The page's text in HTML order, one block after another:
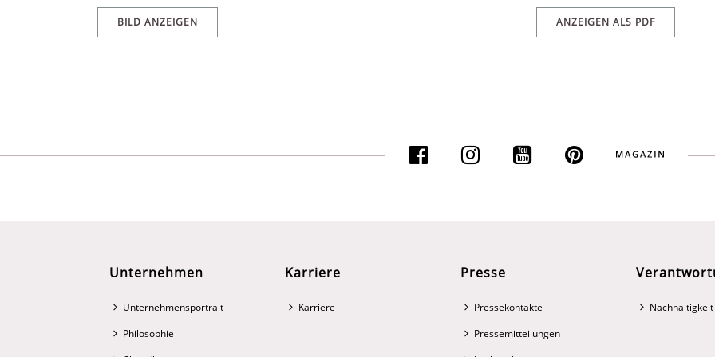
BILD ANZEIGEN ANZEIGEN ALS PDF
Unternehmen
Unternehmensportrait
Philosophie
Karriere
Karriere
Presse
Pressekontakte
Pressemitteilungen
Nachhaltigkeit